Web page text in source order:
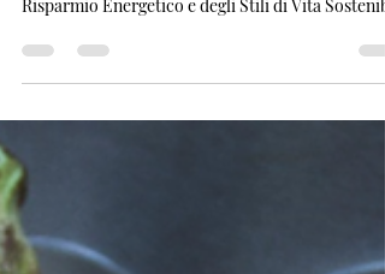
M'illumino di Meno è la Giornata Nazionale del
Risparmio Energetico e degli Stili di Vita